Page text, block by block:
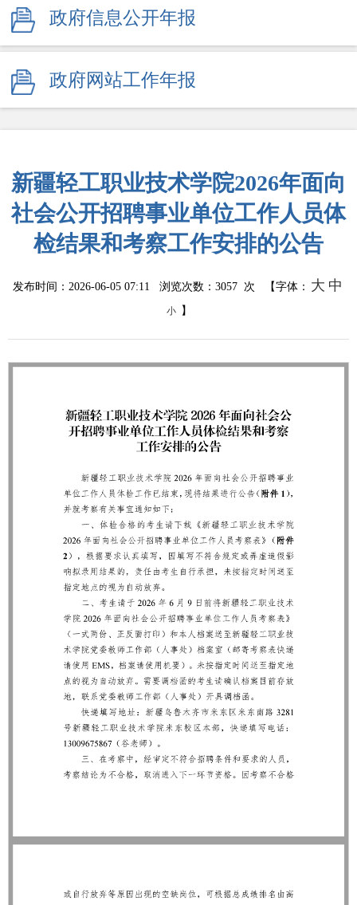
政府信息公开年报
政府网站工作年报
新疆轻工职业技术学院2026年面向
社会公开招聘事业单位工作人员体
检结果和考察工作安排的公告
发布时间：2026-06-05 07:11 浏览次数： 3057 次 【字体： 大 中
小 】